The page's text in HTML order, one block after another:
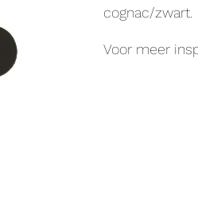
cognac/zwart.
Voor meer